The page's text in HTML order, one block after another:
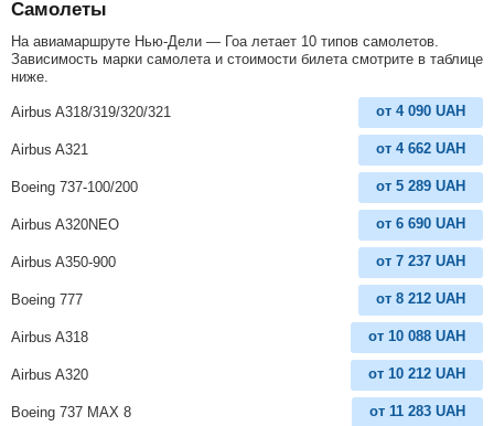
Самолеты
На авиамаршруте Нью-Дели — Гоа летает 10 типов самолетов.
Зависимость марки самолета и стоимости билета смотрите в таблице
ниже.
Airbus A318/319/320/321 от 4 090 UAH
Airbus A321 от 4 662 UAH
Boeing 737-100/200 от 5 289 UAH
Airbus A320NEO от 6 690 UAH
Airbus A350-900 от 7 237 UAH
Boeing 777 от 8 212 UAH
Airbus A318 от 10 088 UAH
Airbus A320 от 10 212 UAH
Boeing 737 MAX 8 от 11 283 UAH